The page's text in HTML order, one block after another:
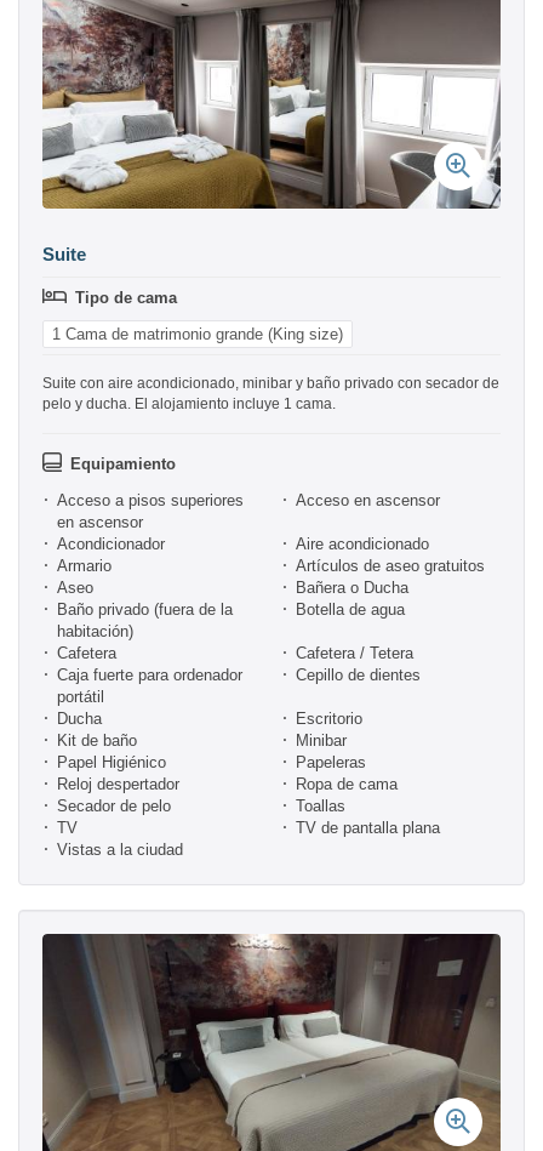
Suite
Tipo de cama
1 Cama de matrimonio grande (King size)
Suite con aire acondicionado, minibar y baño privado con secador de
pelo y ducha. El alojamiento incluye 1 cama.
Equipamiento
Acceso a pisos superiores
en ascensor
Acceso en ascensor
Acondicionador
Aire acondicionado
Armario
Artículos de aseo gratuitos
Aseo
Bañera o Ducha
Baño privado (fuera de la
habitación)
Botella de agua
Cafetera
Cafetera / Tetera
Caja fuerte para ordenador
portátil
Cepillo de dientes
Ducha
Escritorio
Kit de baño
Minibar
Papel Higiénico
Papeleras
Reloj despertador
Ropa de cama
Secador de pelo
Toallas
TV
TV de pantalla plana
Vistas a la ciudad